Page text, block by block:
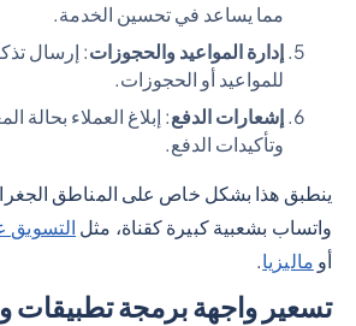
مما يساعد في تحسين الخدمة.
إدارة المواعيد والحجوزات: إرسال
للمواعيد أو الحجوزات.
إشعارات الدفع: إبلاغ العملاء بحالة
وتأكيدات الدفع.
ينطبق هذا بشكل خاص على المناطق
واتساب بشعبية كبيرة كقناة، مثل التسويق
أو ماليزيا.
تسعير واجهة برمجة تطبيقات